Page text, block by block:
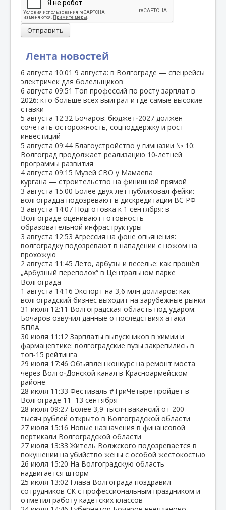
Лента новостей
6 августа 10:01 9 августа: в Волгограде — спецрейсы
электричек для болельщиков
6 августа 09:51 Топ профессий по росту зарплат в
2026: кто больше всех выиграл и где самые высокие
ставки
5 августа 12:32 Бочаров: бюджет‑2027 должен
сочетать осторожность, соцподдержку и рост
инвестиций
5 августа 09:44 Благоустройство у гимназии № 10:
Волгоград продолжает реализацию 10‑летней
программы развития
4 августа 09:15 Музей СВО у Мамаева
кургана — строительство на финишной прямой
3 августа 15:00 Более двух лет публиковал фейки:
волгоградца подозревают в дискредитации ВС РФ
3 августа 14:07 Подготовка к 1 сентября: в
Волгограде оценивают готовность
образовательной инфраструктуры
3 августа 12:53 Агрессия на фоне опьянения:
волгоградку подозревают в нападении с ножом на
прохожую
2 августа 11:45 Лето, арбузы и веселье: как прошёл
„Арбузный переполох“ в Центральном парке
Волгограда
1 августа 14:16 Экспорт на 3,6 млн долларов: как
волгоградский бизнес выходит на зарубежные рынки
31 июля 12:11 Волгоградская область под ударом:
Бочаров озвучил данные о последствиях атаки
БПЛА
30 июля 11:12 Зарплаты выпускников в химии и
фармацевтике: волгоградские вузы закрепились в
топ‑15 рейтинга
29 июля 17:46 Объявлен конкурс на ремонт моста
через Волго‑Донской канал в Красноармейском
районе
28 июля 11:33 Фестиваль #ТриЧетыре пройдёт в
Волгограде 11–13 сентября
28 июля 09:27 Более 3,9 тысяч вакансий от 200
тысяч рублей открыто в Волгоградской области
27 июля 15:16 Новые назначения в финансовой
вертикали Волгоградской области
27 июля 13:33 Житель Волжского подозревается в
покушении на убийство жены с особой жестокостью
26 июля 15:20 На Волгоградскую область
надвигается шторм
25 июля 13:02 Глава Волгограда поздравил
сотрудников СК с профессиональным праздником и
отметил работу кадетских классов
Отправить